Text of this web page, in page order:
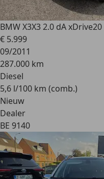
BMW X3X3 2.0 dA xDrive20
€ 5.999
09/2011
287.000 km
Diesel
5,6 l/100 km (comb.)
Nieuw
Dealer
BE 9140